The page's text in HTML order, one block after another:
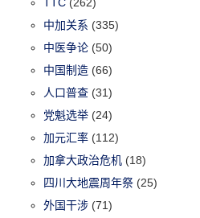
中加关系 (335)
中医争论 (50)
中国制造 (66)
人口普查 (31)
党魁选举 (24)
加元汇率 (112)
加拿大政治危机 (18)
四川大地震周年祭 (25)
外国干涉 (71)